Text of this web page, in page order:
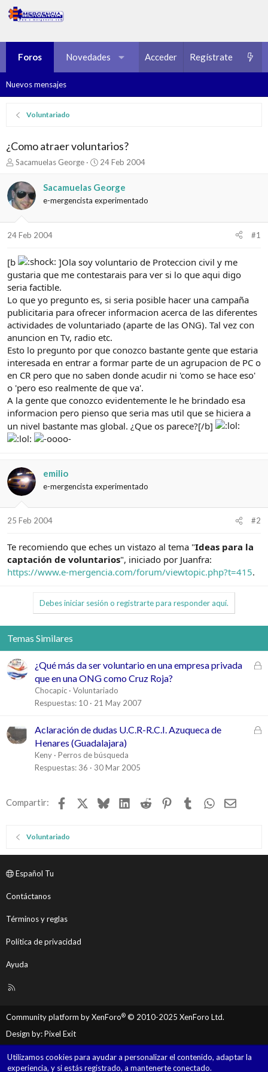
Foros Novedades Multimedia Recursos
Acceder Regístrate
Nuevos mensajes
Voluntariado
¿Como atraer voluntarios?
I
i
c
i
o
d
l
t
e
m
a
Sacamuelas George
F
c
h
a
i
i
24 Feb 2004
Sacamuelas George
e-mergencista experimentado
24 Feb 2004 #1
[b
]Ola soy voluntario de Proteccion civil y me
gustaria que me contestarais para ver si lo que aqui digo
seria factible.
Lo que yo pregunto es, si seria posible hacer una campaña
publicitaria para ofrecer informacion acerca de las diferentes
actividades de voluntariado (aparte de las ONG). Tal vez con
anuncion en Tv, radio etc.
Esto lo pregunto por que conozco bastante gente que estaria
interesada en entrar a formar parte de un agrupacion de PC o
en CR pero que no saben donde acudir ni 'como se hace eso'
o 'pero eso realmente de que va'.
A la gente que conozco evidentemente le he brindado esa
informacion pero pienso que seria mas util que se hiciera a
un nivel bastante mas global. ¿Que os parece?[/b]
emilio
e-mergencista experimentado
25 Feb 2004 #2
Te recomiendo que eches un vistazo al tema "Ideas para la
captación de voluntarios", iniciado por Juanfra:
https://www.e-mergencia.com/forum/viewtopic.php?t=415.
Debes iniciar sesión o registrarte para responder aquí.
Temas Similares
C
¿Qué más da ser voluntario en una empresa privada
que en una ONG como Cruz Roja?
Chocapic
Voluntariado
Respuestas 10 21 May 2007
C
Aclaración de dudas U.C.R-R.C.I. Azuqueca de
Henares (Guadalajara)
Keny
Perros de búsqueda
Respuestas 36 30 Mar 2005
Compartir: Facebook BlueskyLinkedIn
Reddit Pinterest
TumblrWhatsApp
Email
Voluntariado
Español Tu
Contáctanos
Términos y reglas
Política de privacidad
Ayuda
R
Community platform by XenForo® © 2010-2025 XenForo Ltd.
Design by:Pixel Exit
Utilizamos cookies para ayudar a personalizar el contenido, adaptar la
experiencia, y si estás registrado, a mantenerte conectado.